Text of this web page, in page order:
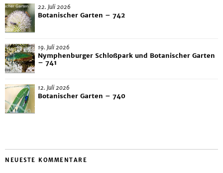
22. Juli 2026
Botanischer Garten – 742
19. Juli 2026
Nymphenburger Schloßpark und Botanischer Garten
– 741
12. Juli 2026
Botanischer Garten – 740
NEUESTE KOMMENTARE